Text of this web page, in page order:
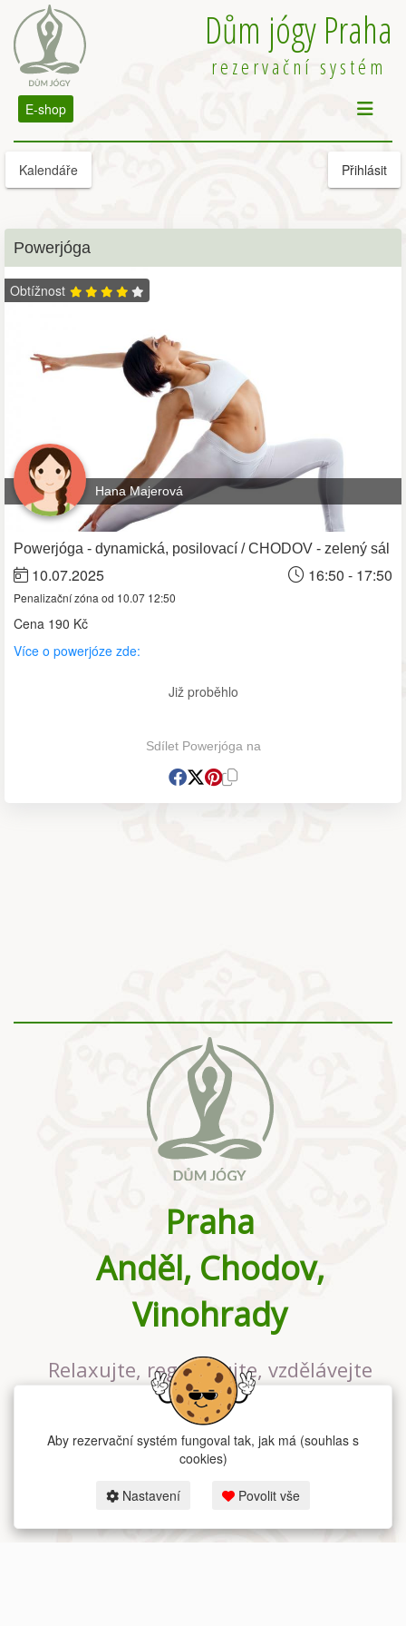
Dům jógy Praha
rezervační systém
E-shop
Kalendáře Přihlásit
Powerjóga
Obtížnost
Hana Majerová
Powerjóga - dynamická, posilovací / CHODOV - zelený sál
10.07.2025 16:50 - 17:50
Penalizační zóna od 10.07 12:50
Cena 190 Kč
Více o powerjóze zde:
Již proběhlo
Sdílet Powerjóga na
Praha
Anděl, Chodov,
Vinohrady
Relaxujte, regenerujte, vzdělávejte
se v největším jógovém studiu v
Praze
Aby rezervační systém fungoval tak, jak má (souhlas s
cookies)
Nastavení Povolit vše